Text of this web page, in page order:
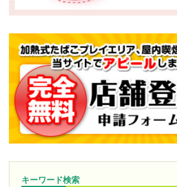
キーワード検索